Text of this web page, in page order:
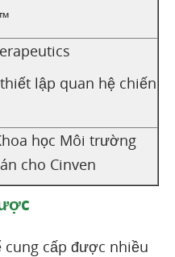
lập quan hệ chiến
học Môi trường
cho Cinven
cấp được nhiều